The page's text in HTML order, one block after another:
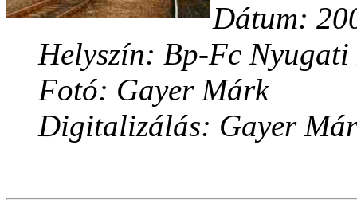
Dátum:
Helyszín: Bp-Fc Nyugati
Fotó: Gayer Márk
Digitalizálás: Gayer